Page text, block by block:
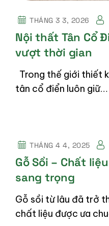
THÁNG 3 3, 2026
Nội thất Tân Cổ
vượt thời gian
Trong thế giới thiết
tân cổ điển luôn giữ…
THÁNG 4 4, 2025
Gỗ Sồi – Chất
sang trọng
Gỗ sồi từ lâu đã trở
chất liệu được ưa